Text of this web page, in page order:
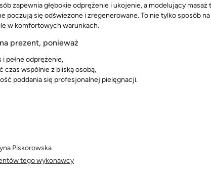
zapewnia głębokie odprężenie i ukojenie, a modelujący masaż
poczują się odświeżone i zregenerowane. To nie tylko sposób
w komfortowych warunkach.
prezent, ponieważ
i pełne odprężenie,
czas wspólnie z bliską osobą,
poddania się profesjonalnej pielęgnacji.
Piskorowska
tego wykonawcy